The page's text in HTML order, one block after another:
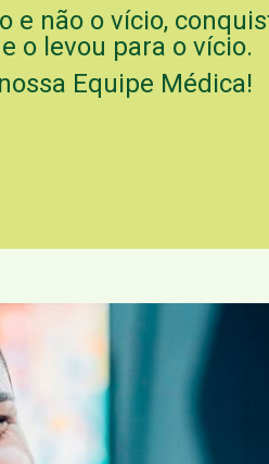
e não o vício,
o levou para o vício.
Equipe Médica!